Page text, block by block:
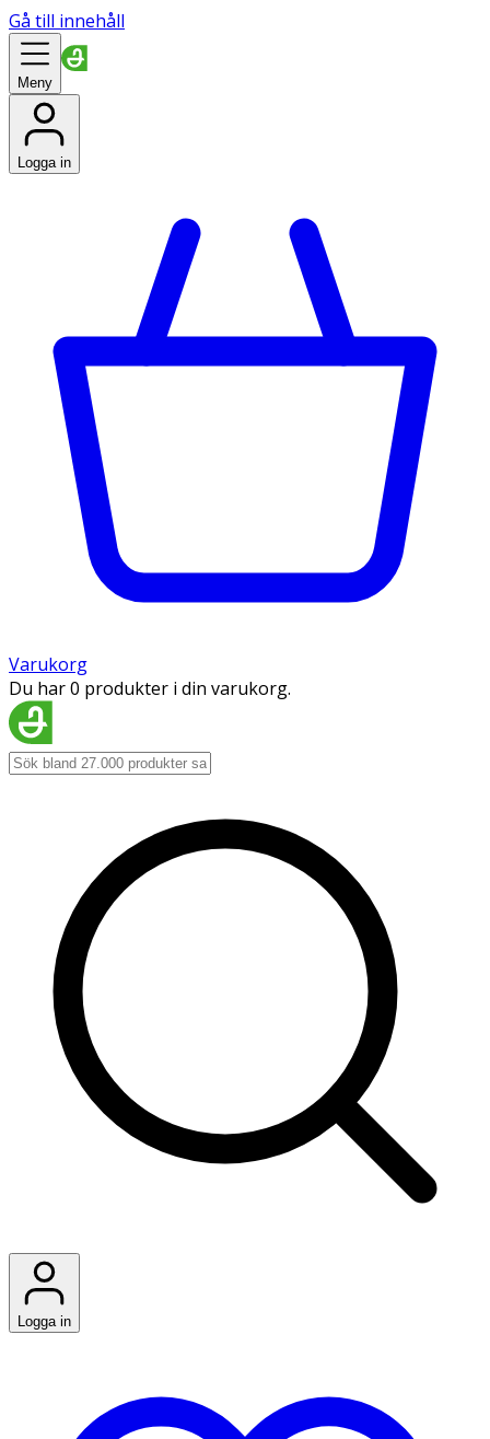
Gå till innehåll
Meny
Logga in
Varukorg
Du har 0 produkter i din varukorg.
Logga in